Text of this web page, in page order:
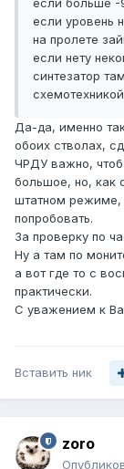
если больше -
если уровень
на пролете
если нету
синтезатор
Да-да, именно
обоих стволах,
ЧРДУ важно, чтоб
большое, но, как
штатном режиме,
попробовать.
За проверку по
Ну а там по
а вот где то с
практически.
С уважением к
Вставить ник
zoro